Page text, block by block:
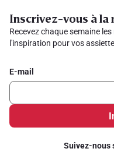
Inscrivez-vous à la
Recevez chaque semaine
l'inspiration pour vos
E-mail
Suivez-nous